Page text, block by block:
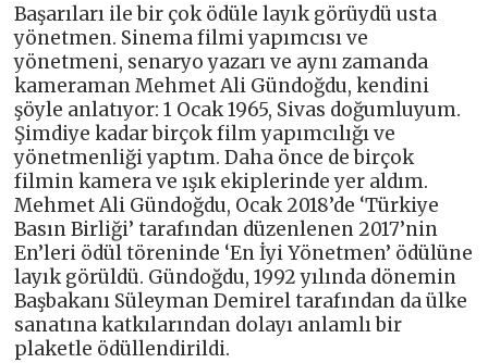
Başarıları ile bir çok ödüle layık görüydü usta
yönetmen. Sinema filmi yapımcısı ve
yönetmeni, senaryo yazarı ve aynı zamanda
kameraman Mehmet Ali Gündoğdu, kendini
şöyle anlatıyor: 1 Ocak 1965, Sivas doğumluyum.
Şimdiye kadar birçok film yapımcılığı ve
yönetmenliği yaptım. Daha önce de birçok
filmin kamera ve ışık ekiplerinde yer aldım.
Mehmet Ali Gündoğdu, Ocak 2018’de ‘Türkiye
Basın Birliği’ tarafından düzenlenen 2017’nin
En’leri ödül töreninde ‘En İyi Yönetmen’ ödülüne
layık görüldü. Gündoğdu, 1992 yılında dönemin
Başbakanı Süleyman Demirel tarafından da ülke
sanatına katkılarından dolayı anlamlı bir
plaketle ödüllendirildi.